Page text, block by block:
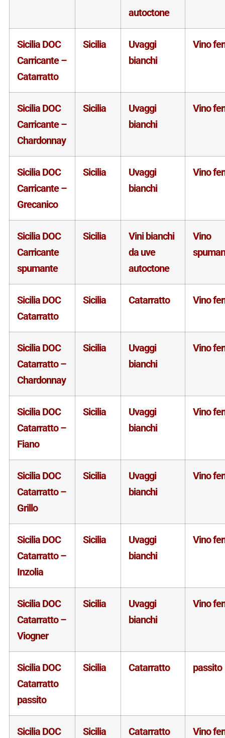
autoctone
Sicilia DOC
Carricante –
Catarratto
Sicilia
Uvaggi
bianchi
Vino
Sicilia DOC
Carricante –
Chardonnay
Sicilia
Uvaggi
bianchi
Vino
Sicilia DOC
Carricante –
Grecanico
Sicilia
Uvaggi
bianchi
Vino
Sicilia DOC
Carricante
spumante
Sicilia
Vini bianchi
da uve
autoctone
Vino
Sicilia DOC
Catarratto
Sicilia Catarratto Vino
Sicilia DOC
Catarratto –
Chardonnay
Sicilia
Uvaggi
bianchi
Vino
Sicilia DOC
Catarratto –
Fiano
Sicilia
Uvaggi
bianchi
Vino
Sicilia DOC
Catarratto –
Grillo
Sicilia
Uvaggi
bianchi
Vino
Sicilia DOC
Catarratto –
Inzolia
Sicilia
Uvaggi
bianchi
Vino
Sicilia DOC
Catarratto –
Viogner
Sicilia
Uvaggi
bianchi
Vino
Sicilia DOC
Catarratto
passito
Sicilia Catarratto passito
Sicilia DOC
Sicilia Catarratto Vino